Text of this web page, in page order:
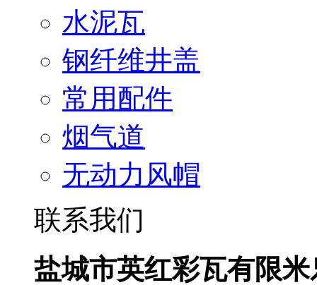
水泥瓦
钢纤维井盖
常用配件
烟气道
无动力风帽
联系我们
盐城市英红彩瓦有限